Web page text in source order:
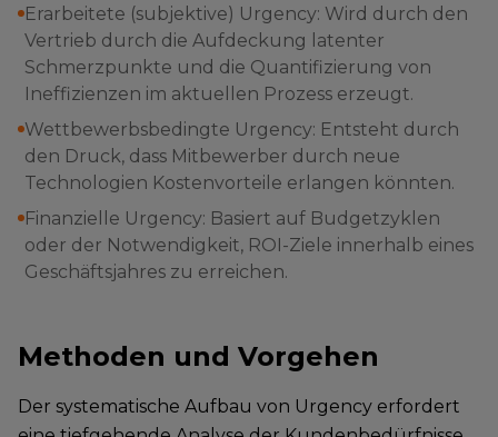
Erarbeitete (subjektive) Urgency: Wird durch den
Vertrieb durch die Aufdeckung latenter
Schmerzpunkte und die Quantifizierung von
Ineffizienzen im aktuellen Prozess erzeugt.
Wettbewerbsbedingte Urgency: Entsteht durch
den Druck, dass Mitbewerber durch neue
Technologien Kostenvorteile erlangen könnten.
Finanzielle Urgency: Basiert auf Budgetzyklen
oder der Notwendigkeit, ROI-Ziele innerhalb eines
Geschäftsjahres zu erreichen.
Methoden und Vorgehen
Der systematische Aufbau von Urgency erfordert